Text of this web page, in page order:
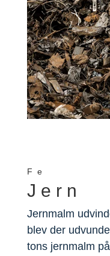
Fe
Jern
Jernmalm
blev der
tons jernmalm